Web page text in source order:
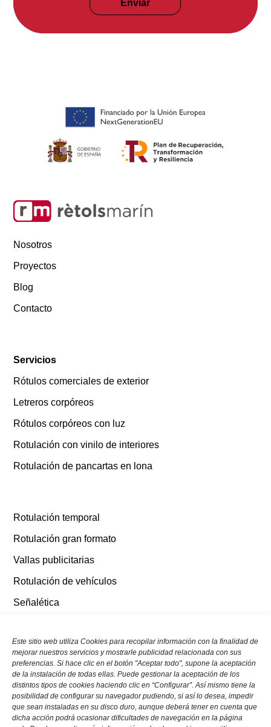
Este sitio web utiliza Cookies para recopilar información con la finalidad de
mejorar nuestros servicios y mostrarle publicidad relacionada con sus
preferencias. Si hace clic en el botón "Aceptar todo", supone la aceptación
de la instalación de todas ellas. Puede gestionar la aceptación de los
distintos tipos de cookies haciendo clic en “Configurar”. Así mismo tiene la
posibilidad de configurar su navegador pudiendo, si así lo desea, impedir
que sean instaladas en su disco duro, aunque deberá tener en cuenta que
dicha acción podrá ocasionar dificultades de navegación en la página
Nosotros
Proyectos
Blog
Contacto
Servicios
Rótulos comerciales de exterior
Letreros corpóreos
Rótulos corpóreos con luz
Rotulación con vinilo de interiores
Rotulación de pancartas en lona
Rotulación temporal
Rotulación gran formato
Vallas publicitarias
Rotulación de vehículos
Señalética
Parlem?
C/ d’Eduard Gibert i Riera, 40, 08940 Cornellà de
Llobregat, Barcelona